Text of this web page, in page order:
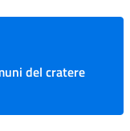
del cratere